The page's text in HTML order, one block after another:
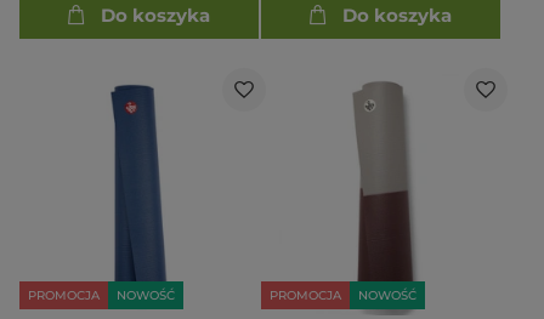
Do koszyka Do koszyka
PROMOCJA NOWOŚĆ PROMOCJA NOWOŚĆ